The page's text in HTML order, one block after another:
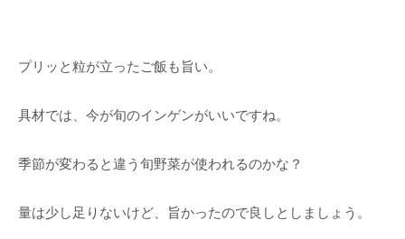
プリッと粒が立ったご飯も旨い。
具材では、今が旬のインゲンがいいですね。
季節が変わると違う旬野菜が使われるのかな？
量は少し足りないけど、旨かったので良しとしましょう。